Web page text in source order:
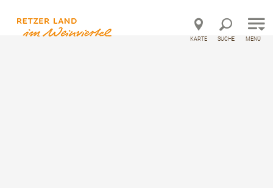
Direkt zum Inhalt
KARTE SUCHE MENÜ